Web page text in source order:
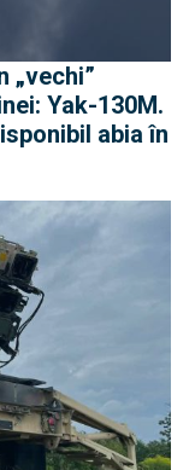
„vechi”
Yak-130M.
abia în